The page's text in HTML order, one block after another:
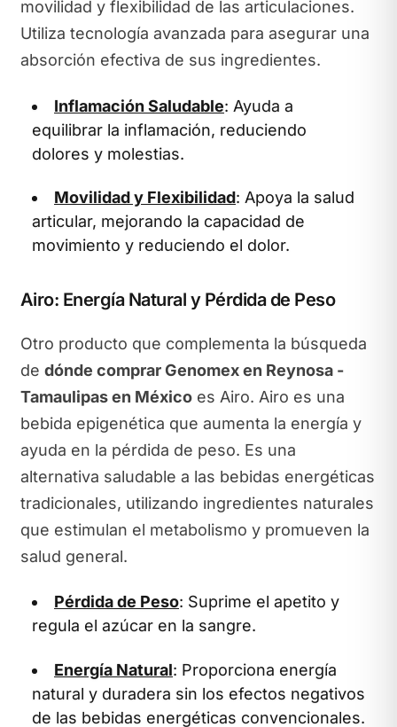
movilidad y flexibilidad de las articulaciones.
Utiliza tecnología avanzada para asegurar una
absorción efectiva de sus ingredientes.
Inflamación Saludable: Ayuda a
equilibrar la inflamación, reduciendo
dolores y molestias.
Movilidad y Flexibilidad: Apoya la salud
articular, mejorando la capacidad de
movimiento y reduciendo el dolor.
Airo: Energía Natural y Pérdida de Peso
Otro producto que complementa la búsqueda
de dónde comprar Genomex en Reynosa -
Tamaulipas en Méxicoes Airo. Airo es una
bebida epigenética que aumenta la energía y
ayuda en la pérdida de peso. Es una
alternativa saludable a las bebidas energéticas
tradicionales, utilizando ingredientes naturales
que estimulan el metabolismo y promueven la
salud general.
Pérdida de Peso: Suprime el apetito y
regula el azúcar en la sangre.
Energía Natural: Proporciona energía
natural y duradera sin los efectos negativos
de las bebidas energéticas convencionales.